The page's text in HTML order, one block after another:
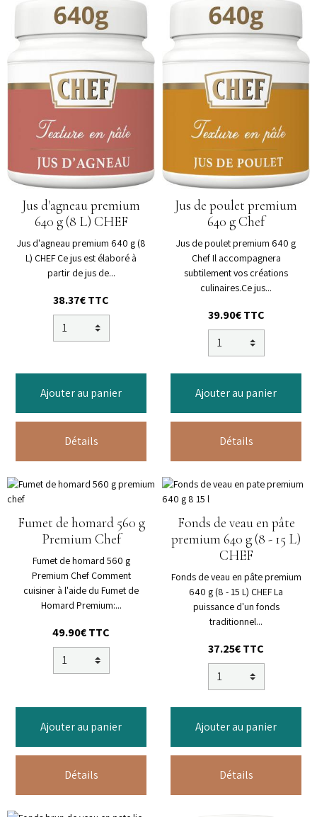
Jus d'agneau premium
640 g (8 L) CHEF
Jus d'agneau premium 640 g (8
L) CHEF Ce jus est élaboré à
partir de jus de...
38.37€ TTC
Ajouter au panier
Détails
Jus de poulet premium
640 g Chef
Jus de poulet premium 640 g
Chef Il accompagnera
subtilement vos créations
culinaires.Ce jus...
39.90€ TTC
Ajouter au panier
Détails
Fumet de homard 560 g
Premium Chef
Fumet de homard 560 g
Premium Chef Comment
cuisiner à l'aide du Fumet de
Homard Premium:...
49.90€ TTC
Ajouter au panier
Détails
Fonds de veau en pâte
premium 640 g (8 - 15 L)
CHEF
Fonds de veau en pâte premium
640 g (8 - 15 L) CHEF La
puissance d'un fonds
traditionnel...
37.25€ TTC
Ajouter au panier
Détails